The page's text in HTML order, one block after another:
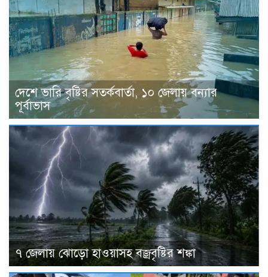
দেশে ভারি বৃষ্টির সতর্কবার্তা, ১০ জেলায় বন্যার
পূর্বাভাস
৭ জেলায় ঝোড়ো হাওয়াসহ বজ্রবৃষ্টির শঙ্কা